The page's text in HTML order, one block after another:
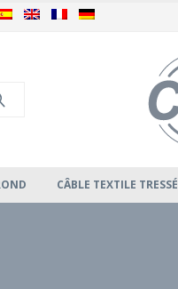
CÂBLE TEXTILE TRESSÉ